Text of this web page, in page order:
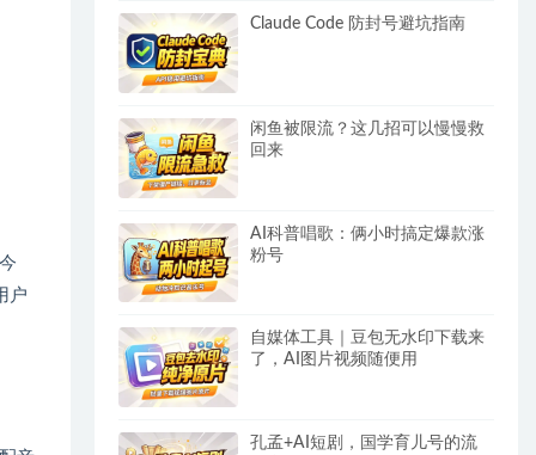
户
Claude Code 防封号避坑指南
闲鱼被限流？这几招可以慢慢救
回来
AI科普唱歌：俩小时搞定爆款涨
粉号
自媒体工具｜豆包无水印下载来
了，AI图片视频随便用
孔孟+AI短剧，国学育儿号的流